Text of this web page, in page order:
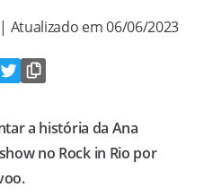
| Atualizado em 06/06/2023
a história da Ana
no Rock in Rio por